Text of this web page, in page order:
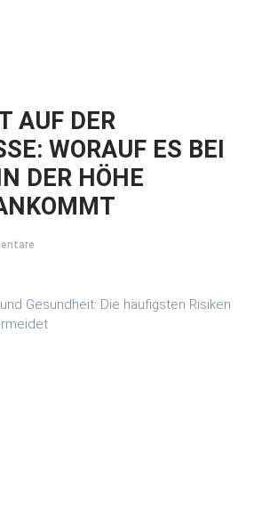
AUF DER
WORAUF ES BEI
DER HÖHE